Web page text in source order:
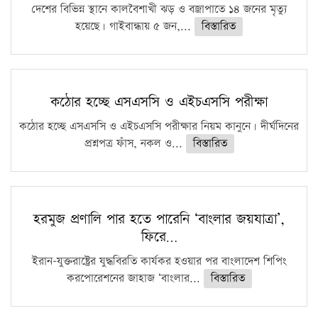
দেশের বিভিন্ন স্থানে কালবৈশাখী ঝড় ও বজ্রাপাতে ১৪ জনের মৃত্যু
হয়েছে। গাইবান্ধায় ৫ জন,...
বিস্তারিত
কঠোর হচ্ছে এসএসসি ও এইচএসসি পরীক্ষা
কঠোর হচ্ছে এসএসসি ও এইচএসসি পরীক্ষার নিয়ম কানুনে। দীর্ঘদিনের
প্রশ্নপত্র ফাঁস, নকল ও...
বিস্তারিত
হরমুজ প্রণালি পার হতে পারেনি ‘বাংলার জয়যাত্রা’,
ফিরে…
ইরান-যুক্তরাষ্ট্রের যুদ্ধবিরতি কার্যকর হওয়ার পর বাংলাদেশ শিপিং
করপোরেশনের জাহাজ ‘বাংলার...
বিস্তারিত